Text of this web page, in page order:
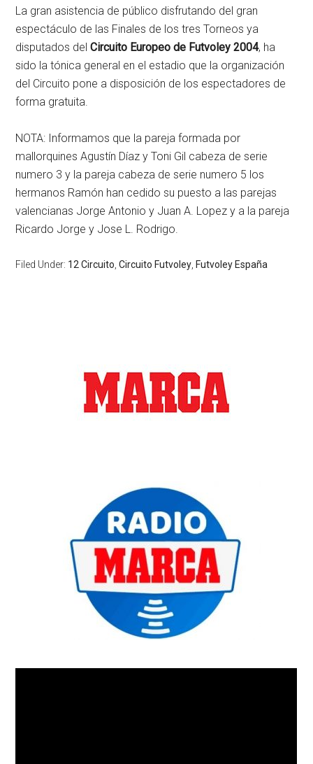
La gran asistencia de público disfrutando del gran
espectáculo de las Finales de los tres Torneos ya
disputados delCircuito Europeo de Futvoley 2004, ha
sido la tónica general en el estadio que la organización
del Circuito pone a disposición de los espectadores de
forma gratuita.
NOTA: Informamos que la pareja formada por
mallorquines Agustín Díaz y Toni Gil cabeza de serie
numero 3 y la pareja cabeza de serie numero 5 los
hermanos Ramón han cedido su puesto a las parejas
valencianas Jorge Antonio y Juan A. Lopez y a la pareja
Ricardo Jorge y Jose L. Rodrigo.
Filed Under: 12 Circuito ,Circuito Futvoley Futvoley España